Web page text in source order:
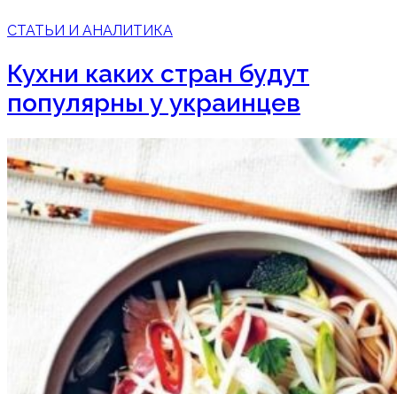
СТАТЬИ И АНАЛИТИКА
Кухни каких стран будут
популярны у украинцев